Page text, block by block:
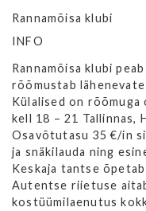
Rannamõisa klubi
INFO
Rannamõisa klubi
rõõmustab
Külalised on rõõmuga
kell 18 – 21 Tallinnas,
Osavõtutasu 35 €/in
ja snäkilauda ning
Keskaja tantse õpetab
Autentse riietuse
kostüümilaenutus